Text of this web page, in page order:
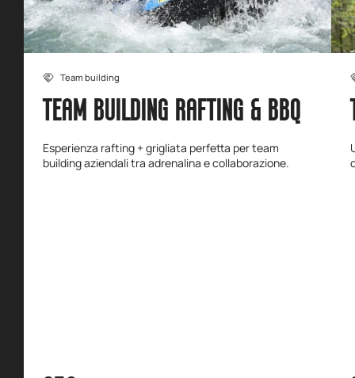
Team building
TEAM BUILDING RAFTING & BBQ
Esperienza rafting + grigliata perfetta per team
building aziendali tra adrenalina e collaborazione.